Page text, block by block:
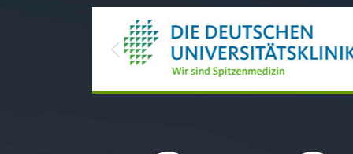
Previous